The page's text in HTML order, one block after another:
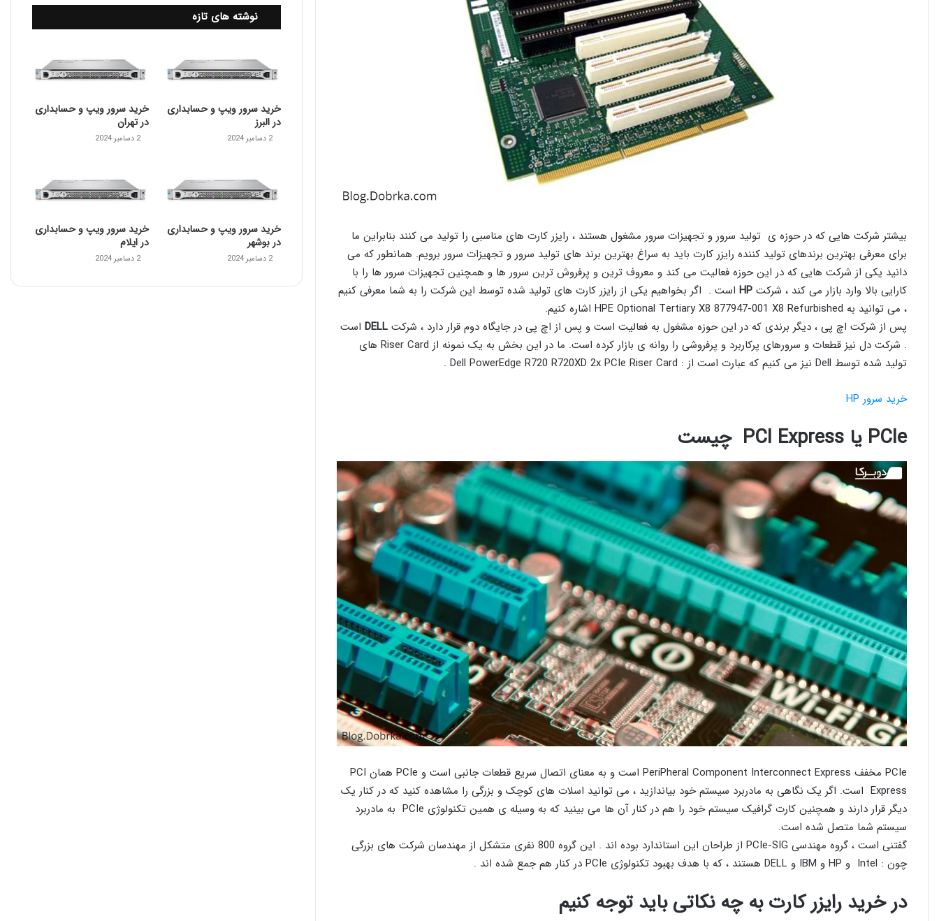
بیشتر شرکت هایی که در حوزه ی تولید سرور و تجهیزات سرور مشغول هستند ، رایزر کارت های مناسبی را تولید می کنند بنابراین ما
برای معرفی بهترین برندهای تولید کننده رایزر کارت باید به سراغ بهترین برند های تولید سرور و تجهیزات سرور برویم. همانطور که می
دانید یکی از شرکت هایی که در این حوزه فعالیت می کند و معروف ترین و پرفروش ترین سرور ها و همچنین تجهیزات سرور ها را با
کارایی بالا وارد بازار می کند ، شرکت HP است . اگر بخواهیم یکی از رایزر کارت های تولید شده توسط این شرکت را به شما معرفی کنیم
، می توانید به HPE Optional Tertiary X8 877947-001 X8 Refurbished اشاره کنیم.
پس از شرکت اچ پی ، دیگر برندی که در این حوزه مشغول به فعالیت است و پس از اچ پی در جایگاه دوم قرار دارد ، شرکت DELL است
. شرکت دل نیز قطعات و سرورهای پرکاربرد و پرفروشی را روانه ی بازار کرده است. ما در این بخش به یک نمونه از Riser Card های
تولید شده توسط Dell نیز می کنیم که عبارت است از : Dell PowerEdge R720 R720XD 2x PCIe Riser Card .
خرید سرور HP
PCIe یا PCI Express چیست
PCIe مخفف PeriPheral Component Interconnect Express است و به معنای اتصال سریع قطعات جانبی است و PCIe همان PCI
Express است. اگر یک نگاهی به مادربرد سیستم خود بیاندازید ، می توانید اسلات های کوچک و بزرگی را مشاهده کنید که در کنار یک
دیگر قرار دارند و همچنین کارت گرافیک سیستم خود را هم در کنار آن ها می بینید که به وسیله ی همین تکنولوژی PCIe به مادربرد
سیستم شما متصل شده است.
گفتنی است ، گروه مهندسی PCIe-SIG از طراحان این استاندارد بوده اند . این گروه 800 نفری متشکل از مهندسان شرکت های بزرگی
چون : Intel و HP و IBM و DELL هستند ، که با هدف بهبود تکنولوژی PCIe در کنار هم جمع شده اند .
در خرید رایزر کارت به چه نکاتی باید توجه کنیم
نوشته های تازه
خرید سرور ویپ و حسابداری
در البرز
2 دسامبر 2024
خرید سرور ویپ و حسابداری
در تهران
2 دسامبر 2024
خرید سرور ویپ و حسابداری
در بوشهر
2 دسامبر 2024
خرید سرور ویپ و حسابداری
در ایلام
2 دسامبر 2024